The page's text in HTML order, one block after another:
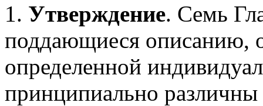
1. Утверждение. Семь
поддающиеся описанию,
определенной
принципиально